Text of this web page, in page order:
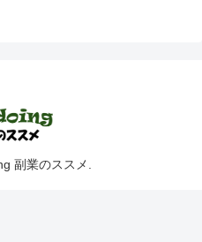
副業のススメ.